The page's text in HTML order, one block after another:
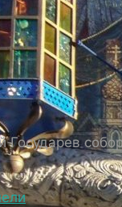
И
ВИД СОБОРА
ХРАМ
ХРАМ
СОБОРА
Государев